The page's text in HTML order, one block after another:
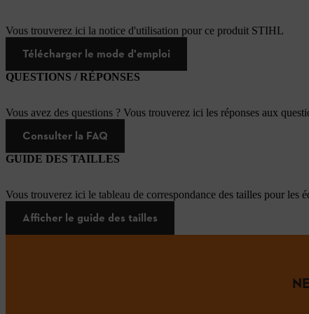
Vous trouverez ici la notice d'utilisation pour ce produit STIHL
Télécharger le mode d'emploi
QUESTIONS / RÉPONSES
Vous avez des questions ? Vous trouverez ici les réponses aux
Consulter la FAQ
GUIDE DES TAILLES
Vous trouverez ici le tableau de correspondance des tailles pour les
Afficher le guide des tailles